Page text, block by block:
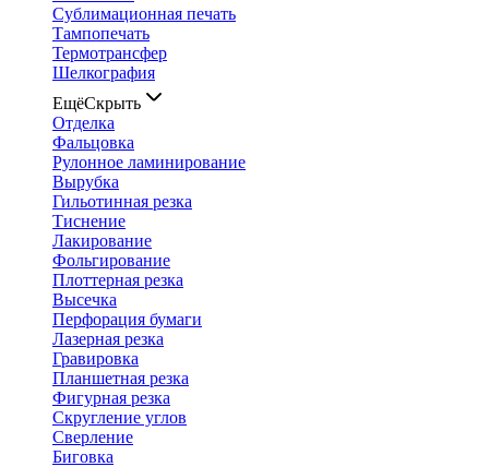
Сублимационная печать
Тампопечать
Термотрансфер
Шелкография
ЕщёСкрыть
Отделка
Фальцовка
Рулонное ламинирование
Вырубка
Гильотинная резка
Тиснение
Лакирование
Фольгирование
Плоттерная резка
Высечка
Перфорация бумаги
Лазерная резка
Гравировка
Планшетная резка
Фигурная резка
Скругление углов
Сверление
Биговка